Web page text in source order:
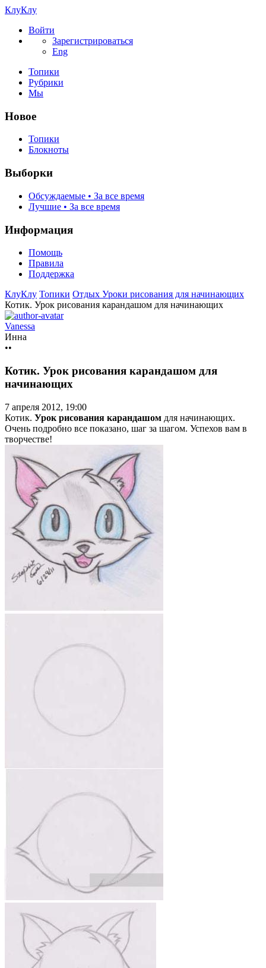
КлуКлу
Войти
Зарегистрироваться
Eng
Топики
Рубрики
Мы
Новое
Топики
Блокноты
Выборки
Обсуждаемые • За все время
Лучшие • За все время
Информация
Помощь
Правила
Поддержка
КлуКлу Топики Отдых Уроки рисования для начинающих
Котик. Урок рисования карандашом для начинающих
Vanessa
Инна
••
Котик. Урок рисования карандашом для
начинающих
7 апреля 2012, 19:00
Котик. Урок рисования карандашом для начинающих.
Очень подробно все показано, шаг за шагом. Успехов вам в
творчестве!